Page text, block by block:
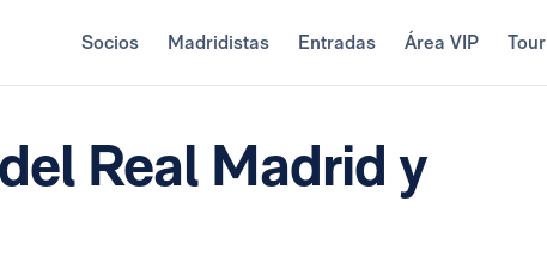
Socios Madridistas Entradas Área VIP Tour
Real Madrid y